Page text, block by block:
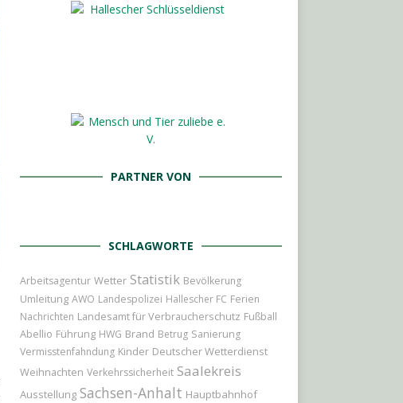
PARTNER VON
SCHLAGWORTE
Arbeitsagentur Wetter Statistik Bevölkerung
Umleitung AWO Landespolizei Hallescher FC Ferien
Nachrichten Landesamt für Verbraucherschutz Fußball
Abellio Führung HWG Brand Betrug Sanierung
Vermisstenfahndung Kinder Deutscher Wetterdienst
Weihnachten Verkehrssicherheit Saalekreis
Ausstellung Sachsen-Anhalt Hauptbahnhof